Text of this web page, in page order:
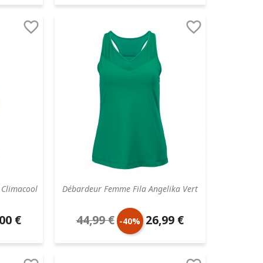
de unitaire
Climacool

€
Débardeur Femme Fila Angelika Vert

Prix
de
44,99 € -40% Prix
unitaire
26,99 €